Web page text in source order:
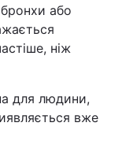
або
ніж
для людини,
вже